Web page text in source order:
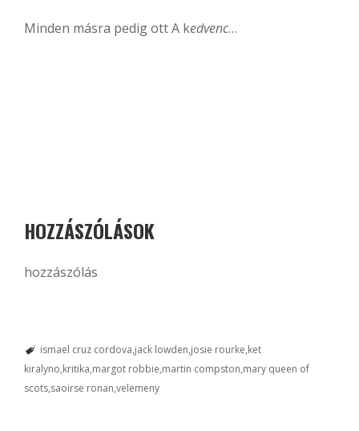
Minden másra pedig ott A kedvenc…
HOZZÁSZÓLÁSOK
hozzászólás
ismael cruz cordova jack lowden josie rourke ket
kiralyno kritika margot robbie martin compston mary queen of
scots saoirse ronan velemeny